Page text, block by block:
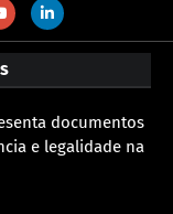
documentos
e legalidade na